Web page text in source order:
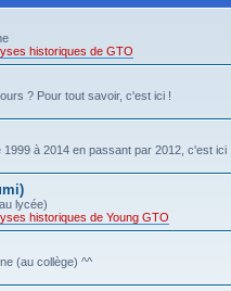
historiques de GTO
? Pour tout savoir, c'est ici !
à 2014 en passant par 2012, c'est ici
lycée)
historiques de Young GTO
(au collège) ^^